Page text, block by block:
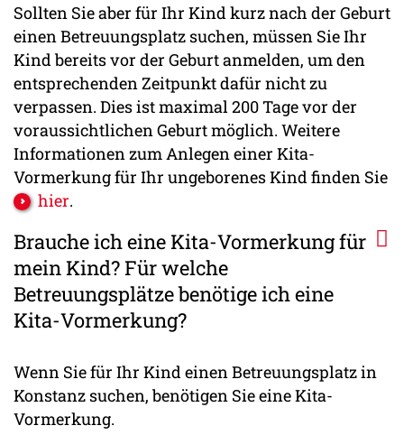
Sollten Sie aber für Ihr Kind kurz nach der Geburt
einen Betreuungsplatz suchen, müssen Sie Ihr
Kind bereits vor der Geburt anmelden, um den
entsprechenden Zeitpunkt dafür nicht zu
verpassen. Dies ist maximal 200 Tage vor der
voraussichtlichen Geburt möglich. Weitere
Informationen zum Anlegen einer Kita-
Vormerkung für Ihr ungeborenes Kind finden Sie
hier.
Brauche ich eine Kita-Vormerkung für
mein Kind? Für welche
Betreuungsplätze benötige ich eine
Kita-Vormerkung?
Wenn Sie für Ihr Kind einen Betreuungsplatz in
Konstanz suchen, benötigen Sie eine Kita-
Vormerkung.